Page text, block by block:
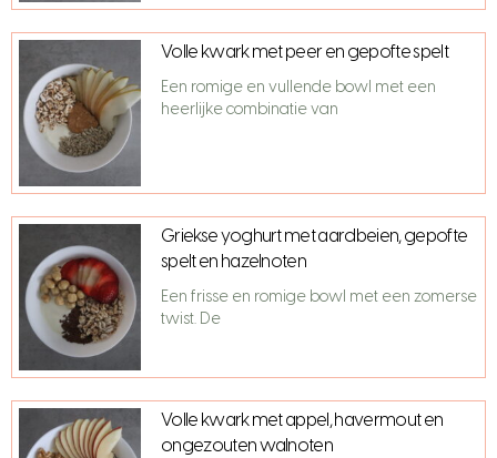
Volle kwark met peer en gepofte spelt
Een romige en vullende bowl met een
heerlijke combinatie van
Griekse yoghurt met aardbeien, gepofte
spelt en hazelnoten
Een frisse en romige bowl met een zomerse
twist. De
Volle kwark met appel, havermout en
ongezouten walnoten